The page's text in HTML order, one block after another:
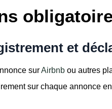
et
surAirbnb ou autres
sur chaque annonce